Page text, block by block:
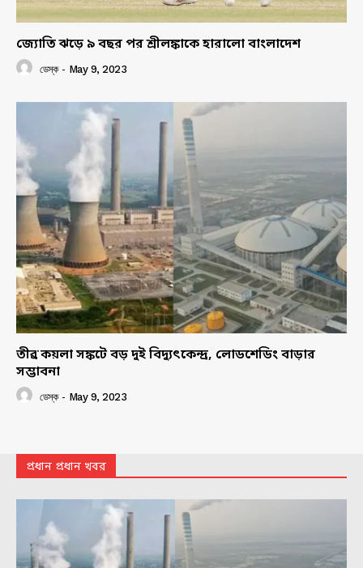
জ্যোতি ঝড়ে ৯ বছর পর শ্রীলঙ্কাকে হারালো বাংলাদেশ
ডেস্ক - May 9, 2023
তীব্র কয়লা সঙ্কটে বড় দুই বিদ্যুৎকেন্দ্র, লোডশেডিং বাড়ার
সম্ভাবনা
ডেস্ক - May 9, 2023
প্রধান প্রধান খবর